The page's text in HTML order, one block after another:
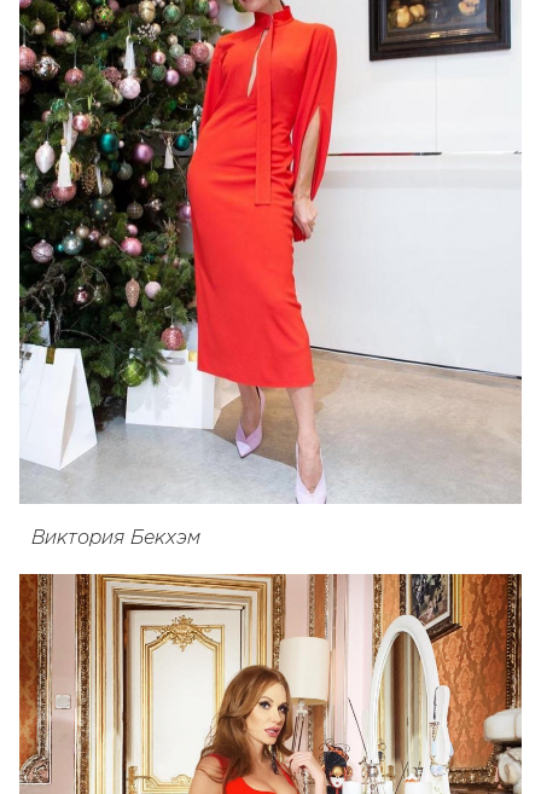
Виктория Бекхэм